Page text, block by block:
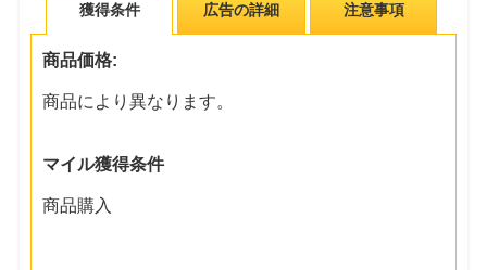
獲得条件 広告の詳細 注意事項
商品価格:
商品により異なります。
マイル獲得条件
商品購入